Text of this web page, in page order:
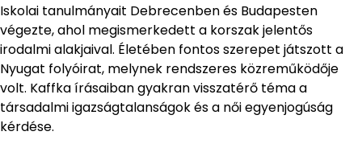
Iskolai tanulmányait Debrecenben és Budapesten
végezte, ahol megismerkedett a korszak jelentős
irodalmi alakjaival. Életében fontos szerepet játszott a
Nyugat folyóirat, melynek rendszeres közreműködője
volt. Kaffka írásaiban gyakran visszatérő téma a
társadalmi igazságtalanságok és a női egyenjogúság
kérdése.